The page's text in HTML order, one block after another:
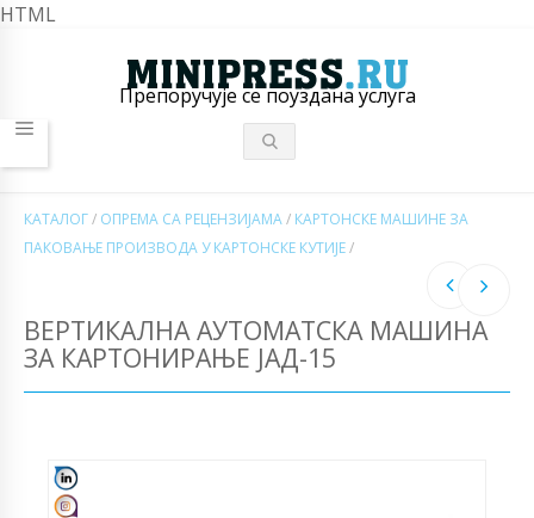
HTML
Препоручује се поуздана услуга
КАТАЛОГ/ ОПРЕМА СА РЕЦЕНЗИЈАМА/ КАРТОНСКЕ МАШИНЕ ЗА
ПАКОВАЊЕ ПРОИЗВОДА У КАРТОНСКЕ КУТИЈЕ/
ВЕРТИКАЛНА АУТОМАТСКА МАШИНА
ЗА КАРТОНИРАЊЕ ЈАД-15